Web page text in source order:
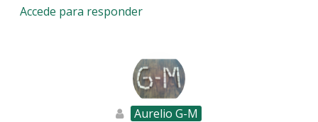
Accede para responder
Aurelio G-M